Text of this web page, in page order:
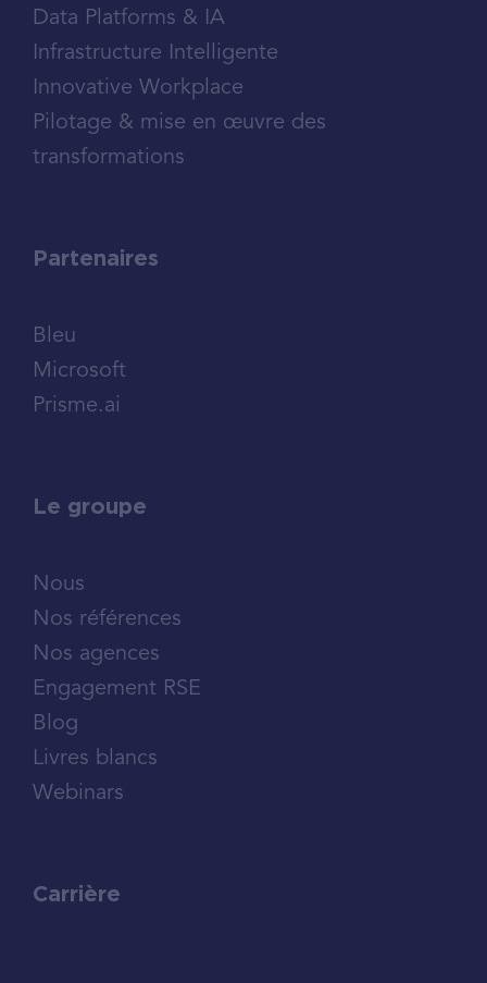
Data Platforms & IA
Infrastructure Intelligente
Innovative Workplace
Pilotage & mise en œuvre des
transformations
Partenaires
Bleu
Microsoft
Prisme.ai
Le groupe
Nous
Nos références
Nos agences
Engagement RSE
Blog
Livres blancs
Webinars
Carrière